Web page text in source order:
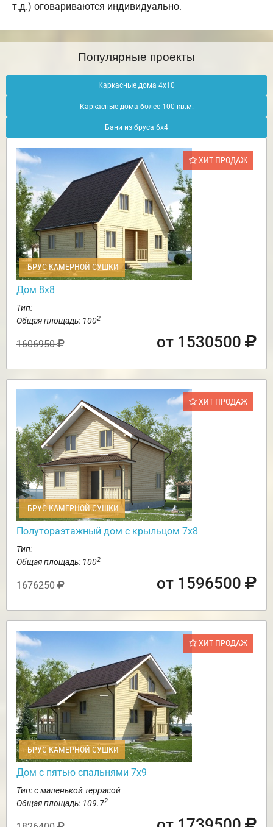
т.д.) оговариваются индивидуально.
Популярные проекты
Каркасные дома 4х10
Каркасные дома более 100 кв.м.
Бани из бруса 6х4
ХИТ ПРОДАЖ
БРУС КАМЕРНОЙ СУШКИ
Дом 8х8
Тип:
Общая площадь: 1002
1606950 от 1530500
ХИТ ПРОДАЖ
БРУС КАМЕРНОЙ СУШКИ
Полутораэтажный дом с крыльцом 7х8
Тип:
Общая площадь: 1002
1676250 от 1596500
ХИТ ПРОДАЖ
БРУС КАМЕРНОЙ СУШКИ
Дом с пятью спальнями 7х9
Тип: с маленькой террасой
Общая площадь: 109.72